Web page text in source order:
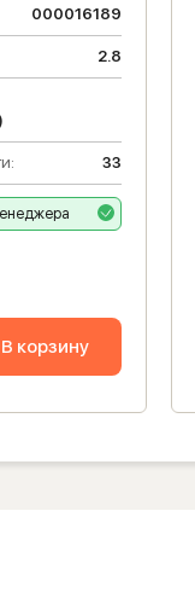
000016189
2.8
33
В корзину